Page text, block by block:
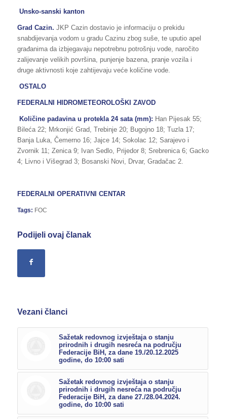
Unsko-sanski kanton
Grad Cazin. JKP Cazin dostavio je informaciju o prekidu
snabdijevanja vodom u gradu Cazinu zbog suše, te uputio apel
građanima da izbjegavaju nepotrebnu potrošnju vode, naročito
zalijevanje velikih površina, punjenje bazena, pranje vozila i
druge aktivnosti koje zahtijevaju veće količine vode.
OSTALO
FEDERALNI HIDROMETEOROLOŠKI ZAVOD
Količine padavina u protekla 24 sata (mm): Han Pijesak 55;
Bileća 22; Mrkonjić Grad, Trebinje 20; Bugojno 18; Tuzla 17;
Banja Luka, Čemerno 16; Jajce 14; Sokolac 12; Sarajevo i
Zvornik 11; Zenica 9; Ivan Sedlo, Prijedor 8; Srebrenica 6; Gacko
4; Livno i Višegrad 3; Bosanski Novi, Drvar, Gradačac 2.
FEDERALNI OPERATIVNI CENTAR
Tags: FOC
Podijeli ovaj članak
Vezani članci
Sažetak redovnog izvještaja o stanju
prirodnih i drugih nesreća na području
Federacije BiH, za dane 19./20.12.2025
godine, do 10:00 sati
Sažetak redovnog izvještaja o stanju
prirodnih i drugih nesreća na području
Federacije BiH, za dane 27./28.04.2024.
godine, do 10:00 sati